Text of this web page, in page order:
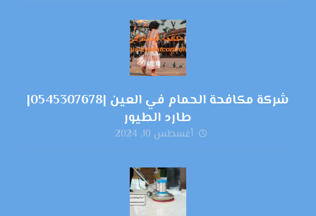
شركة مكافحة الحمام في العين |0545307678|
طارد الطيور
أغسطس 10, 2024